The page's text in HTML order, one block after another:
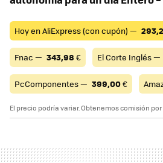
Hoy en AliExpress (con cupón) —
Fnac — 343,98 € El Corte Inglés —
PcComponentes — 399,00€
El precio podría variar. Obtenemos comisión